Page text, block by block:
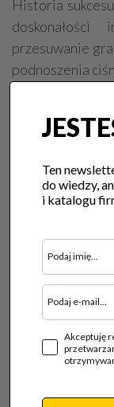
Historia
przesuwanie
podnoszenia
Ten
do wiedzy,
i katalogu
Akceptuję